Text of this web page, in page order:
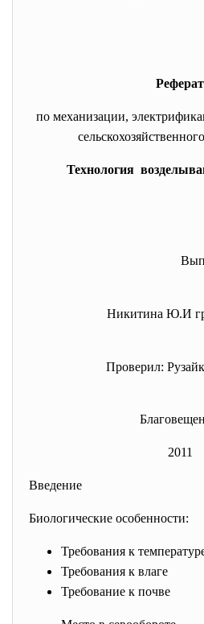
Реферат
по механизации,
сельскохозяйственного
Технология
Никитина Ю.И
Проверил:
2011
Введение
Биологические особенности:
Требования к
Требования к влаге
Требование к почве